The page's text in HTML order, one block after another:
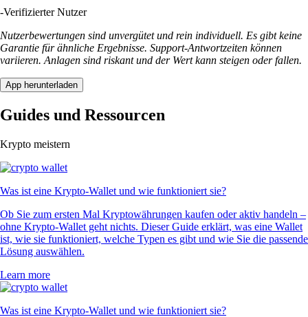
-Verifizierter Nutzer
Nutzerbewertungen sind unvergütet und rein individuell. Es gibt keine
Garantie für ähnliche Ergebnisse. Support-Antwortzeiten können
variieren. Anlagen sind riskant und der Wert kann steigen oder fallen.
App herunterladen
Guides und Ressourcen
Krypto meistern
Was ist eine Krypto-Wallet und wie funktioniert sie?
Ob Sie zum ersten Mal Kryptowährungen kaufen oder aktiv handeln –
ohne Krypto-Wallet geht nichts. Dieser Guide erklärt, was eine Wallet
ist, wie sie funktioniert, welche Typen es gibt und wie Sie die passende
Lösung auswählen.
Learn more
Was ist eine Krypto-Wallet und wie funktioniert sie?